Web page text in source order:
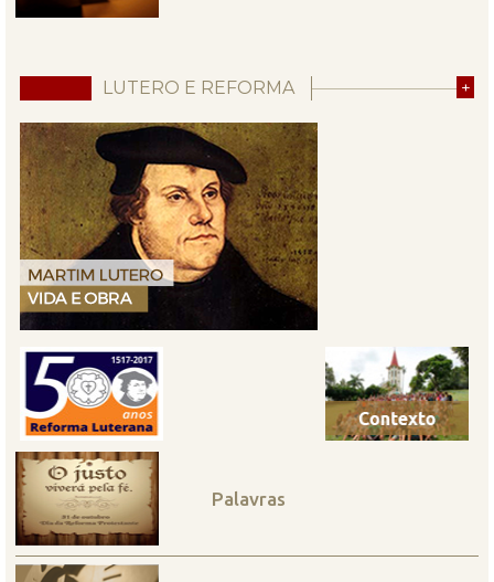
LUTERO E REFORMA +
Palavras